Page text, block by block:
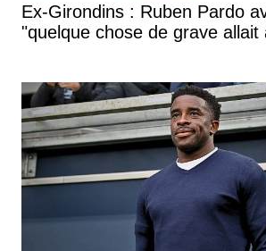
Ex-Girondins : Ruben Pardo
"quelque chose de grave allait